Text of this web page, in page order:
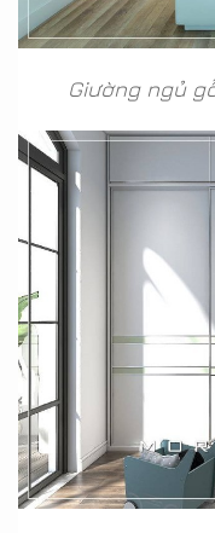
Giường ngủ